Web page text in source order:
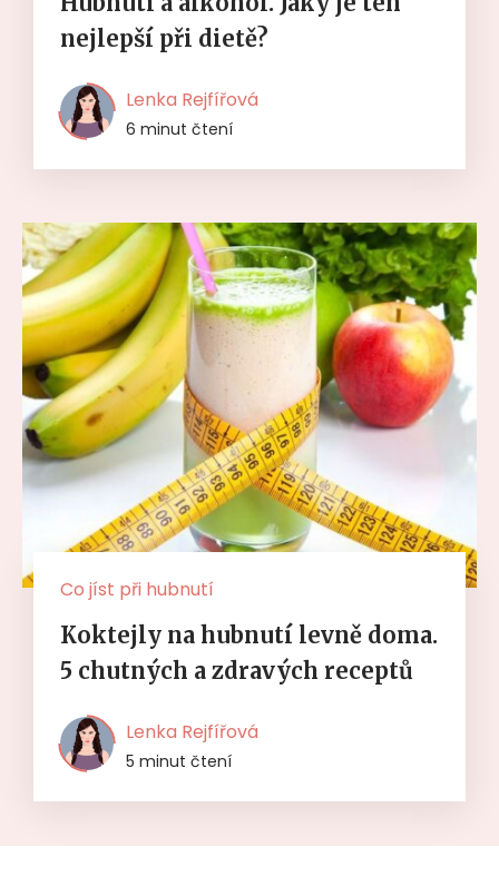
nejlepší při dietě?
Lenka Rejfířová
6 minut čtení
Co jíst při hubnutí
Koktejly na hubnutí levně doma.
5 chutných a zdravých receptů
Lenka Rejfířová
5 minut čtení